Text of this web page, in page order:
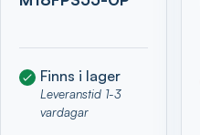
Finns i lager
Leveranstid 1-3
vardagar